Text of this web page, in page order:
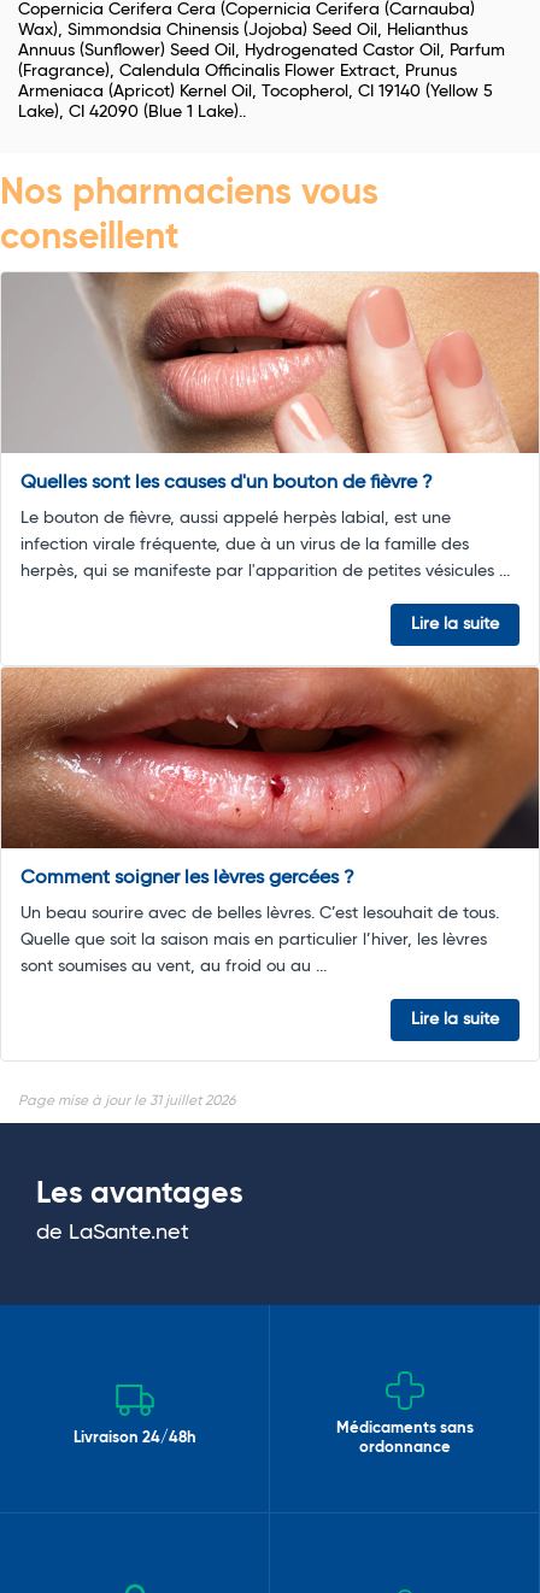
Copernicia Cerifera Cera (Copernicia Cerifera (Carnauba)
Wax), Simmondsia Chinensis (Jojoba) Seed Oil, Helianthus
Annuus (Sunflower) Seed Oil, Hydrogenated Castor Oil, Parfum
(Fragrance), Calendula Officinalis Flower Extract, Prunus
Armeniaca (Apricot) Kernel Oil, Tocopherol, CI 19140 (Yellow 5
Lake), CI 42090 (Blue 1 Lake)..
Nos pharmaciens vous
conseillent
Quelles sont les causes d'un bouton de fièvre ?
Le bouton de fièvre, aussi appelé herpès labial, est une
infection virale fréquente, due à un virus de la famille des
herpès, qui se manifeste par l'apparition de petites vésicules ...
Lire la suite
Comment soigner les lèvres gercées ?
Un beau sourire avec de belles lèvres. C’est lesouhait de tous.
Quelle que soit la saison mais en particulier l’hiver, les lèvres
sont soumises au vent, au froid ou au ...
Lire la suite
Page mise à jour le 31 juillet 2026
Les avantages
de LaSante.net
Livraison 24/48h
Médicaments sans
ordonnance